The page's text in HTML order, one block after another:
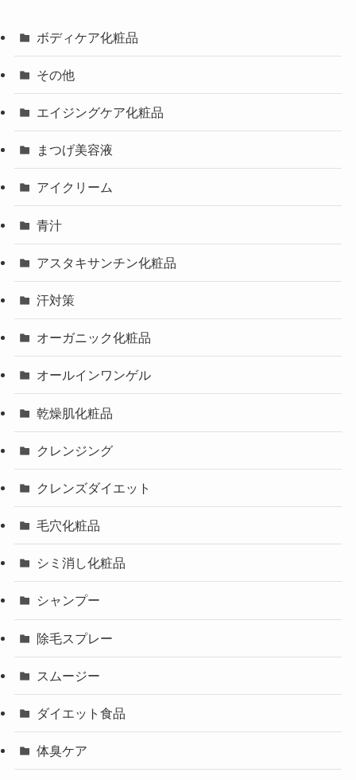
ボディケア化粧品
その他
エイジングケア化粧品
まつげ美容液
アイクリーム
青汁
アスタキサンチン化粧品
汗対策
オーガニック化粧品
オールインワンゲル
乾燥肌化粧品
クレンジング
クレンズダイエット
毛穴化粧品
シミ消し化粧品
シャンプー
除毛スプレー
スムージー
ダイエット食品
体臭ケア